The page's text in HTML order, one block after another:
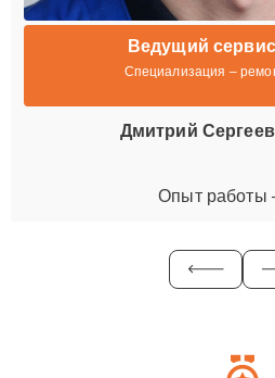
Ведущий
Специализация –
Дмитрий
Опыт работы